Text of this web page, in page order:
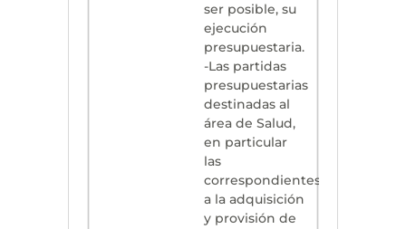
ser posible, su
ejecución
presupuestaria.
-Las partidas
presupuestarias
destinadas al
área de Salud,
en particular
las
correspondientes
a la adquisición
y provisión de